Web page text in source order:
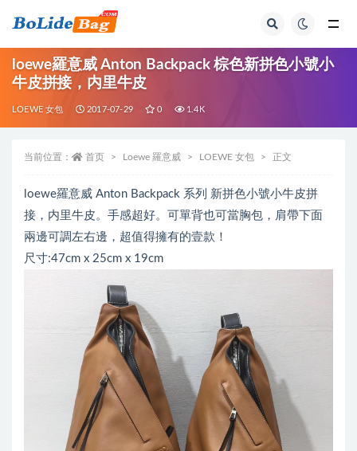
loewe羅意威 Anton Backpack 棕色新拼色小號小
牛皮拼接，内里牛皮
LOEWE 女包 2017-07-29 0 1.4K
当前位置： 首页 Loewe 羅意威 LOEWE 女包 正文
loewe羅意威 Anton Backpack 系列 新拼色小號小牛皮拼
接，内里牛皮。手感超好。可單背也可當胸包，肩帶下面
兩邊可調左右邊，超值得擁有的壹款！
尺寸:47cm x 25cm x 19cm